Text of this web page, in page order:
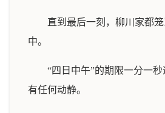
直到最后一刻，柳川家都
中。
“四日中午”的期限一分一
有任何动静。